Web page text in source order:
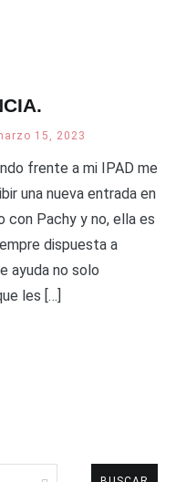
15, 2023
frente a mi IPAD me
una nueva entrada en
Pachy y no, ella es
dispuesta a
ayuda no solo
les […]